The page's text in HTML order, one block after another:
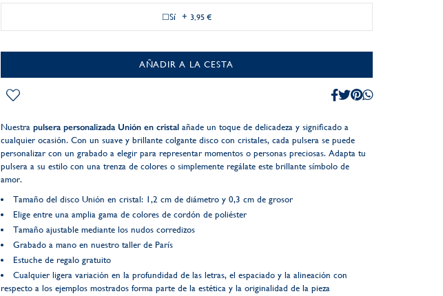
Sí + 3,95 €
AÑADIR A LA CESTA
Nuestra pulsera personalizada Unión en cristalañade un toque de delicadeza y significado a
cualquier ocasión. Con un suave y brillante colgante disco con cristales, cada pulsera se puede
personalizar con un grabado a elegir para representar momentos o personas preciosas. Adapta tu
pulsera a su estilo con una trenza de colores o simplemente regálate este brillante símbolo de
amor.
Tamaño del disco Unión en cristal: 1,2 cm de diámetro y 0,3 cm de grosor
Elige entre una amplia gama de colores de cordón de poliéster
Tamaño ajustable mediante los nudos corredizos
Grabado a mano en nuestro taller de París
Estuche de regalo gratuito
Cualquier ligera variación en la profundidad de las letras, el espaciado y la alineación con
respecto a los ejemplos mostrados forma parte de la estética y la originalidad de la pieza